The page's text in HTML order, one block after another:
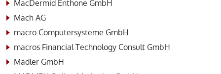
MacDermid Enthone GmbH
Mach AG
macro Computersysteme GmbH
macros Financial Technology Consult GmbH
Mädler GmbH